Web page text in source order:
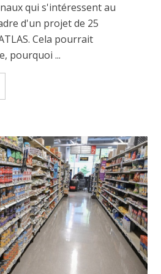
qui s'intéressent au
d'un projet de 25
Cela pourrait
pourquoi ...